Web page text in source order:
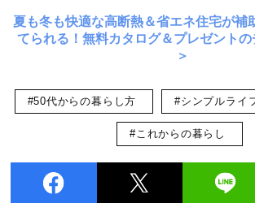
夏も冬も快適な高断熱＆省エネ住宅が補
てられる！無料カタログ＆プレゼント
＞
#50代からの暮らし方 #シンプルライ
#これからの暮らし